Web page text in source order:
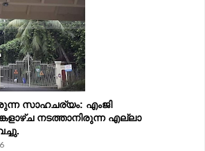
സാഹചര്യം: എംജി
നടത്താനിരുന്ന എല്ലാ